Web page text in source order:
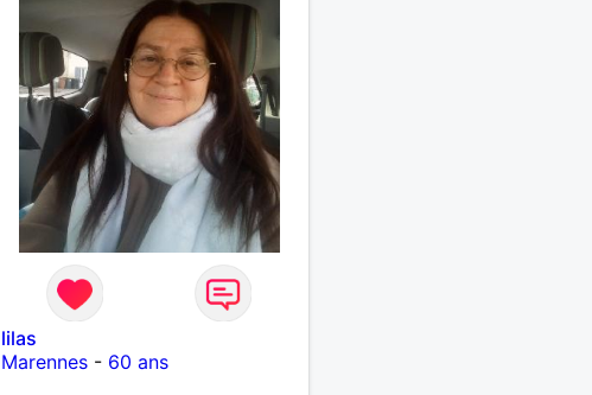
lilas
Marennes - 60 ans